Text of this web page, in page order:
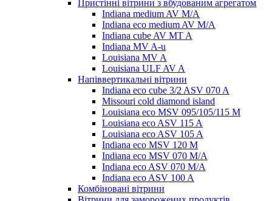
Пристінні вітрини з вбудованим агрегатом
Indiana medium AV M/A
Indiana eco medium AV M/A
Indiana cube AV MT A
Indiana MV A-u
Louisiana MV A
Louisiana ULF AV A
Напіввертикальні вітрини
Indiana eco cube 3/2 ASV 070 A
Missouri cold diamond island
Louisiana eco MSV 095/105/115 M
Louisiana eco ASV 115 A
Louisiana eco ASV 105 A
Indiana eco MSV 120 M
Indiana eco MSV 070 M/A
Indiana eco ASV 070 M/A
Indiana eco ASV 100 A
Комбіновані вітрини